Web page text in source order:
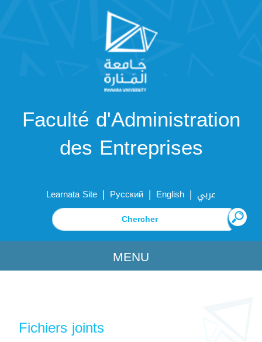
Faculté d'Administration
des Entreprises
Learnata Site | Русский | English | عربي
MENU
Fichiers joints